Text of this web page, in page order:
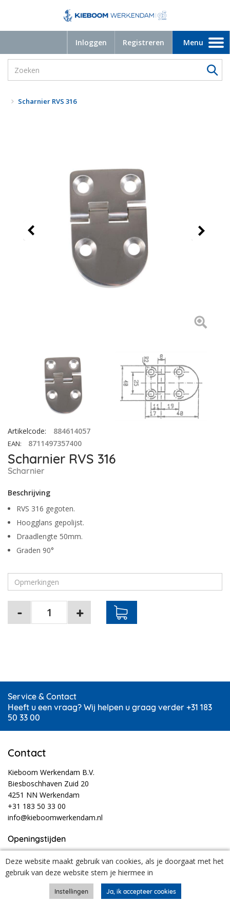
Deze website maakt gebruik van cookies, als je doorgaat met het
gebruik van deze website stem je hiermee in
Inloggen Registreren
Toggle
navigation
Menu
Scharnier RVS 316
Artikelcode: 884614057
EAN: 8711497357400
Scharnier RVS 316
Scharnier
Beschrijving
RVS 316 gegoten.
Hoogglans gepolijst.
Draadlengte 50mm.
Graden 90°
Service & Contact
Heeft u een vraag? Wij helpen u graag verder +31 183
50 33 00
Contact
Kieboom Werkendam B.V.
Biesboschhaven Zuid 20
4251 NN Werkendam
+31 183 50 33 00
info@kieboomwerkendam.nl
Openingstijden
Ma t/m vr
- 17:30
Ma t/m do
18:30 - 20:00
Za
08:00 - 12:30
Tijdens vakanties en feestdagen kunnen onze openingstijden afwijken.